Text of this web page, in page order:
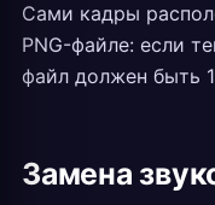
Сами кадры
PNG-файле: если
файл должен быть
Замена